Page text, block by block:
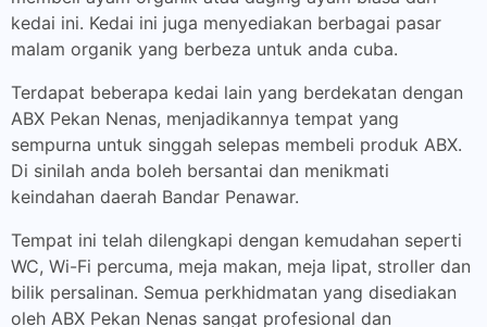
kedai ini. Kedai ini juga menyediakan berbagai pasar
malam organik yang berbeza untuk anda cuba.
Terdapat beberapa kedai lain yang berdekatan dengan
ABX Pekan Nenas, menjadikannya tempat yang
sempurna untuk singgah selepas membeli produk ABX.
Di sinilah anda boleh bersantai dan menikmati
keindahan daerah Bandar Penawar.
Tempat ini telah dilengkapi dengan kemudahan seperti
WC, Wi-Fi percuma, meja makan, meja lipat, stroller dan
bilik persalinan. Semua perkhidmatan yang disediakan
oleh ABX Pekan Nenas sangat profesional dan